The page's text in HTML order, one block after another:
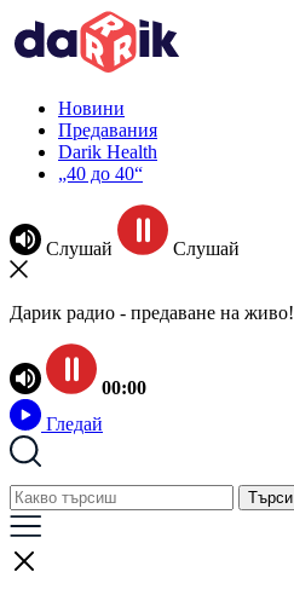
Новини
Предавания
Darik Health
„40 до 40“
Слушай Слушай
Дарик радио - предаване на живо!
00:00
Гледай